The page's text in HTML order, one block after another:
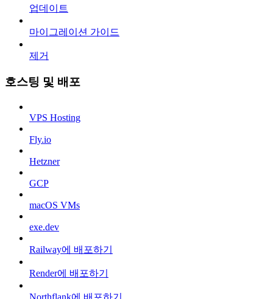
업데이트
마이그레이션 가이드
제거
호스팅 및 배포
VPS Hosting
Fly.io
Hetzner
GCP
macOS VMs
exe.dev
Railway에 배포하기
Render에 배포하기
Northflank에 배포하기